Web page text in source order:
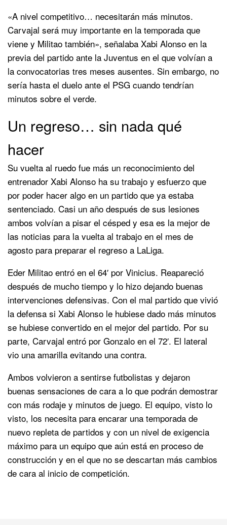
«A nivel competitivo… necesitarán más minutos.
Carvajal será muy importante en la temporada que
viene y Militao también», señalaba Xabi Alonso en la
previa del partido ante la Juventus en el que volvían a
la convocatorias tres meses ausentes. Sin embargo, no
sería hasta el duelo ante el PSG cuando tendrían
minutos sobre el verde.
Un regreso… sin nada qué
hacer
Su vuelta al ruedo fue más un reconocimiento del
entrenador Xabi Alonso ha su trabajo y esfuerzo que
por poder hacer algo en un partido que ya estaba
sentenciado. Casi un año después de sus lesiones
ambos volvían a pisar el césped y esa es la mejor de
las noticias para la vuelta al trabajo en el mes de
agosto para preparar el regreso a LaLiga.
Eder Militao entró en el 64′ por Vinicius. Reapareció
después de mucho tiempo y lo hizo dejando buenas
intervenciones defensivas. Con el mal partido que vivió
la defensa si Xabi Alonso le hubiese dado más minutos
se hubiese convertido en el mejor del partido. Por su
parte, Carvajal entró por Gonzalo en el 72′. El lateral
vio una amarilla evitando una contra.
Ambos volvieron a sentirse futbolistas y dejaron
buenas sensaciones de cara a lo que podrán demostrar
con más rodaje y minutos de juego. El equipo, visto lo
visto, los necesita para encarar una temporada de
nuevo repleta de partidos y con un nivel de exigencia
máximo para un equipo que aún está en proceso de
construcción y en el que no se descartan más cambios
de cara al inicio de competición.